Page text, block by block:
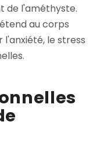
de l'améthyste.
au corps
le stress